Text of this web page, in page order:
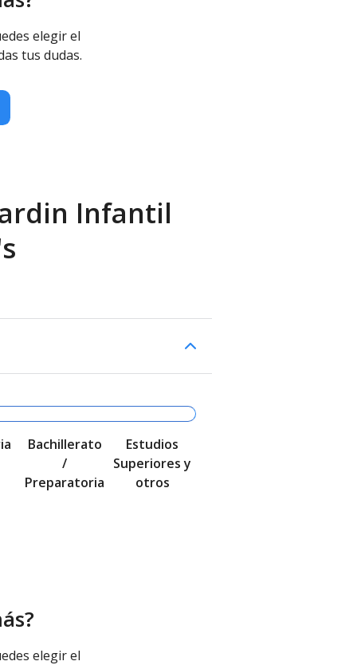
elegir el
tus dudas.
Infantil
Bachillerato
/
Preparatoria
Estudios
Superiores y
otros
elegir el